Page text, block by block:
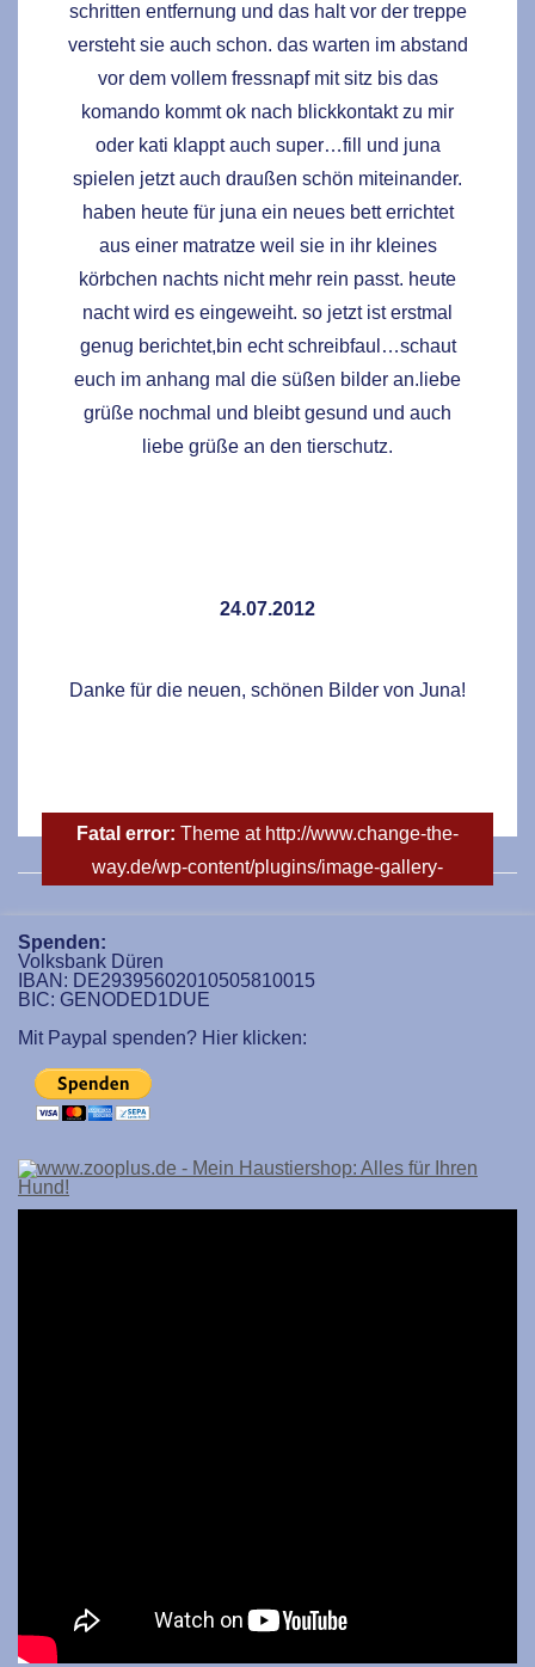
schritten entfernung und das halt vor der treppe
versteht sie auch schon. das warten im abstand
vor dem vollem fressnapf mit sitz bis das
komando kommt ok nach blickkontakt zu mir
oder kati klappt auch super…fill und juna
spielen jetzt auch draußen schön miteinander.
haben heute für juna ein neues bett errichtet
aus einer matratze weil sie in ihr kleines
körbchen nachts nicht mehr rein passt. heute
nacht wird es eingeweiht. so jetzt ist erstmal
genug berichtet,bin echt schreibfaul…schaut
euch im anhang mal die süßen bilder an.liebe
grüße nochmal und bleibt gesund und auch
liebe grüße an den tierschutz.
24.07.2012
Danke für die neuen, schönen Bilder von Juna!
Fatal error: Theme at http://www.change-the-
way.de/wp-content/plugins/image-gallery-
Spenden:
Volksbank Düren
IBAN: DE29395602010505810015
BIC: GENODED1DUE
Mit Paypal spenden? Hier klicken: